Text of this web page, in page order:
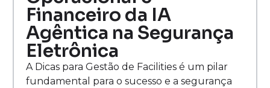
Financeiro da IA
Agêntica na Segurança
Eletrônica
A Dicas para Gestão de Facilities é um pilar
fundamental para o sucesso e a segurança